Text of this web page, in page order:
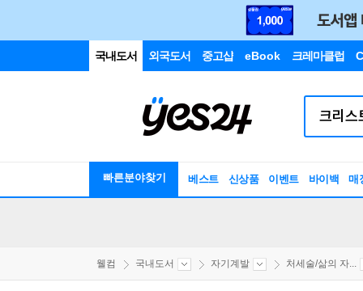
국내도서 외국도서 중고샵 eBook 크레마클럽
빠른분야찾기 베스트 신상품 이벤트 바이백 매
웰컴 국내도서 자기계발 처세술/삶의 자...